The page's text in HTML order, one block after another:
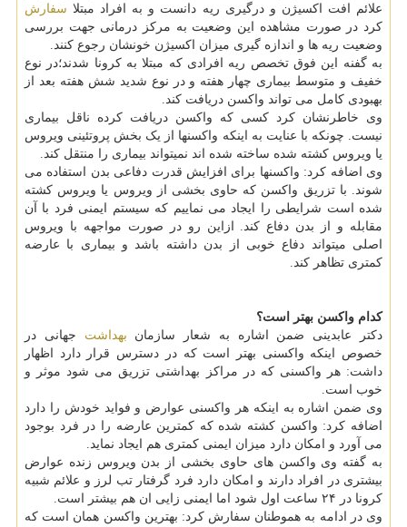
علائم افت اکسیژن و درگیری ریه دانست و به افراد مبتلا سفارش
کرد در صورت مشاهده این وضعیت به مرکز درمانی جهت بررسی
وضعیت ریه ها و اندازه گیری میزان اکسیژن خونشان رجوع کنند.
به گفنه این فوق تخصص ریه افرادی که مبتلا به کرونا شدند؛در نوع
خفیف و متوسط بیماری چهار هفته و در نوع شدید شش هفته بعد از
بهبودی کامل می تواند واکسن دریافت کند.
وی خاطرنشان کرد کسی که واکسن دریافت کرده ناقل بیماری
نیست. چونکه با عنایت به اینکه واکسنها از یک بخش پروتئینی ویروس
یا ویروس کشته شده ساخته شده اند نمیتواند بیماری را منتقل کند.
وی اضافه کرد: واکسنها برای افزایش قدرت دفاعی بدن استفاده می
شوند. با تزریق واکسن که حاوی بخشی از ویروس یا ویروس کشته
شده است شرایطی را ایجاد می نماییم که سیستم ایمنی فرد با آن
مقابله و از بدن دفاع کند. ازاین رو در صورت مواجهه با ویروس
اصلی میتواند دفاع خوبی از بدن داشته باشد و بیماری با عارضه
کمتری تظاهر کند.
کدام واکسن بهتر است؟
دکتر عابدینی ضمن اشاره به شعار سازمان بهداشت جهانی در
خصوص اینکه واکسنی بهتر است که در دسترس قرار دارد اظهار
داشت: هر واکسنی که در مراکز بهداشتی تزریق می شود موثر و
خوب است.
وی ضمن اشاره به اینکه هر واکسنی عوارض و فواید خودش را دارد
اضافه کرد: واکسن کشته شده که کمترین عارضه را در فرد بوجود
می آورد و امکان دارد میزان ایمنی کمتری هم ایجاد نماید.
به گفته وی واکسن های حاوی بخشی از بدن ویروس زنده عوارض
بیشتری در افراد دارند و امکان دارد فرد گرفتار تب لرز و علائم شبیه
کرونا در ۲۴ ساعت اول شود اما ایمنی زایی ان هم بیشتر است.
وی در ادامه به هموطنان سفارش کرد: بهترین واکسن همان است که